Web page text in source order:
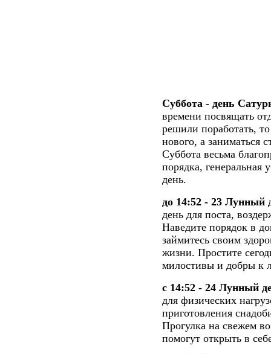
Суббота - день
времени посвящать
решили поработать,
нового, а заниматься
Суббота весьма
порядка, генеральная
день.
до 14:52 - 23 Лунный
день для поста,
Наведите порядок в
займитесь своим
жизни. Простите
милостивы и добры к
с 14:52 - 24 Лунный
для физических
приготовления
Прогулка на свежем
помогут открыть в